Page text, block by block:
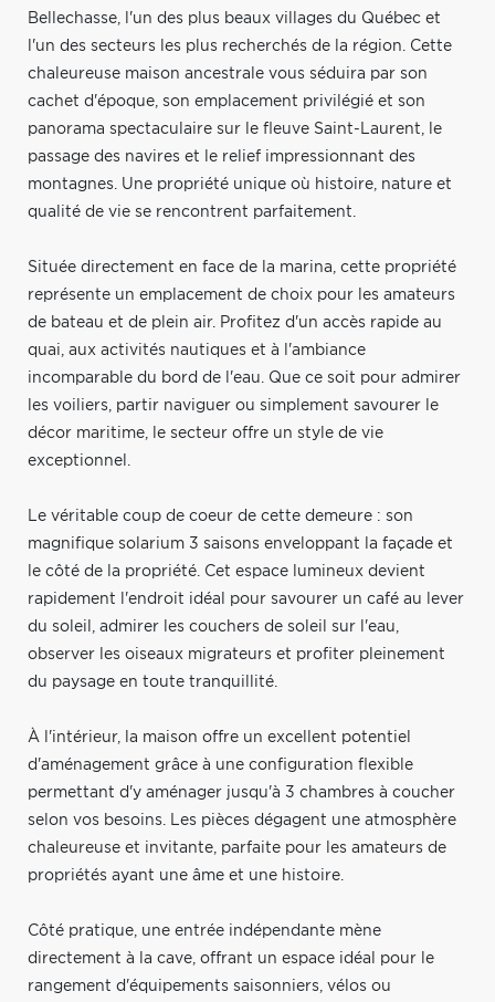
Bellechasse, l'un des plus beaux villages du Québec et
l'un des secteurs les plus recherchés de la région. Cette
chaleureuse maison ancestrale vous séduira par son
cachet d'époque, son emplacement privilégié et son
panorama spectaculaire sur le fleuve Saint-Laurent, le
passage des navires et le relief impressionnant des
montagnes. Une propriété unique où histoire, nature et
qualité de vie se rencontrent parfaitement.
Située directement en face de la marina, cette propriété
représente un emplacement de choix pour les amateurs
de bateau et de plein air. Profitez d'un accès rapide au
quai, aux activités nautiques et à l'ambiance
incomparable du bord de l'eau. Que ce soit pour admirer
les voiliers, partir naviguer ou simplement savourer le
décor maritime, le secteur offre un style de vie
exceptionnel.
Le véritable coup de coeur de cette demeure : son
magnifique solarium 3 saisons enveloppant la façade et
le côté de la propriété. Cet espace lumineux devient
rapidement l'endroit idéal pour savourer un café au lever
du soleil, admirer les couchers de soleil sur l'eau,
observer les oiseaux migrateurs et profiter pleinement
du paysage en toute tranquillité.
À l'intérieur, la maison offre un excellent potentiel
d'aménagement grâce à une configuration flexible
permettant d'y aménager jusqu'à 3 chambres à coucher
selon vos besoins. Les pièces dégagent une atmosphère
chaleureuse et invitante, parfaite pour les amateurs de
propriétés ayant une âme et une histoire.
Côté pratique, une entrée indépendante mène
directement à la cave, offrant un espace idéal pour le
rangement d'équipements saisonniers, vélos ou